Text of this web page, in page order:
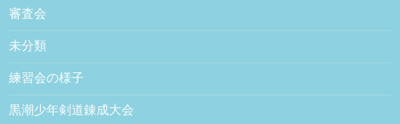
審査会
未分類
練習会の様子
黒潮少年剣道錬成大会